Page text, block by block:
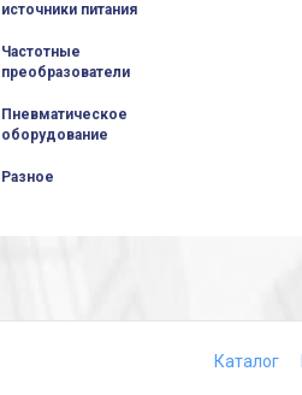
источники питания
Частотные
преобразователи
Пневматическое
оборудование
Разное
Каталог